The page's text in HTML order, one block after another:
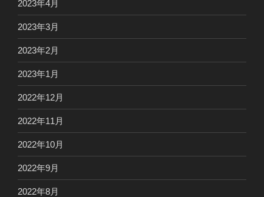
2023年4月
2023年3月
2023年2月
2023年1月
2022年12月
2022年11月
2022年10月
2022年9月
2022年8月